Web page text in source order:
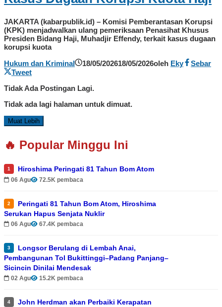
JAKARTA (kabarpublik.id) – Komisi Pemberantasan Korupsi
(KPK) menjadwalkan ulang pemeriksaan Penasihat Khusus
Presiden Bidang Haji, Muhadjir Effendy, terkait kasus dugaan
korupsi kuota
Hukum dan Kriminal
18/05/202618/05/2026oleh Eky
Sebar
Tweet
Tidak Ada Postingan Lagi.
Tidak ada lagi halaman untuk dimuat.
Muat Lebih
🔥 Popular Minggu Ini
1 Hiroshima Peringati 81 Tahun Bom Atom
06 Agu 72.5K pembaca
2
Peringati 81 Tahun Bom Atom, Hiroshima
Serukan Hapus Senjata Nuklir
06 Agu 67.4K pembaca
3
Longsor Berulang di Lembah Anai,
Pembangunan Tol Bukittinggi–Padang Panjang–
Sicincin Dinilai Mendesak
02 Agu 15.2K pembaca
4
John Herdman akan Perbaiki Kerapatan